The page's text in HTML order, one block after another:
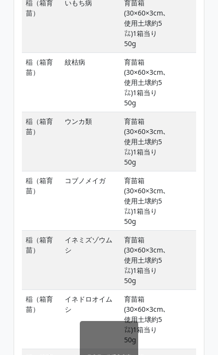
稲（箱育
苗）
いもち病
育苗箱
(30×60×3cm､
使用土壌約5
㍑)1箱当り
50g
稲（箱育
苗）
紋枯病
育苗箱
(30×60×3cm､
使用土壌約5
㍑)1箱当り
50g
稲（箱育
苗）
ウンカ類
育苗箱
(30×60×3cm､
使用土壌約5
㍑)1箱当り
50g
稲（箱育
苗）
コブノメイガ
育苗箱
(30×60×3cm､
使用土壌約5
㍑)1箱当り
50g
稲（箱育
苗）
イネミズゾウム
シ
育苗箱
(30×60×3cm､
使用土壌約5
㍑)1箱当り
50g
稲（箱育
苗）
イネドロオイム
シ
育苗箱
(30×60×3cm､
使用土壌約5
㍑)1箱当り
50g